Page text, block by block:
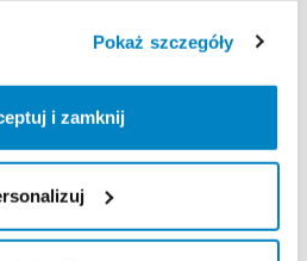
Pokaż szczegóły
i zamknij
Szczecin